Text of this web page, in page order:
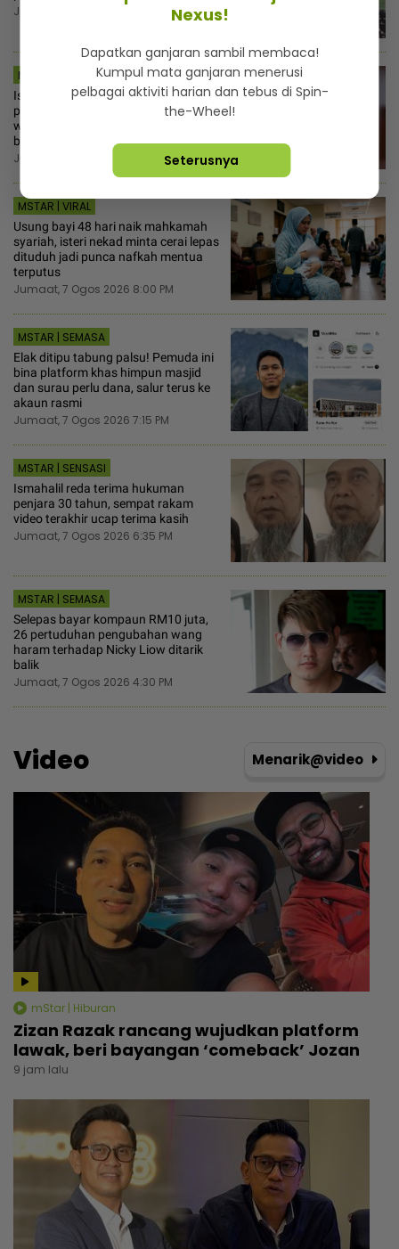
Jumaat, 7 Ogos 2026 8:30 PM
MSTAR | SEMASA
Ismail Sabri selamat jalani
pemasangan perentak jantung tanpa
wayar... Hanya ahli keluarga terdekat
boleh melawat
Jumaat, 7 Ogos 2026 8:15 PM
MSTAR | VIRAL
Usung bayi 48 hari naik mahkamah
syariah, isteri nekad minta cerai lepas
dituduh jadi punca nafkah mentua
terputus
Jumaat, 7 Ogos 2026 8:00 PM
MSTAR | SEMASA
Elak ditipu tabung palsu! Pemuda ini
bina platform khas himpun masjid
dan surau perlu dana, salur terus ke
akaun rasmi
Jumaat, 7 Ogos 2026 7:15 PM
MSTAR | SENSASI
Ismahalil reda terima hukuman
penjara 30 tahun, sempat rakam
video terakhir ucap terima kasih
Jumaat, 7 Ogos 2026 6:35 PM
MSTAR | SEMASA
Selepas bayar kompaun RM10 juta,
26 pertuduhan pengubahan wang
haram terhadap Nicky Liow ditarik
balik
Jumaat, 7 Ogos 2026 4:30 PM
Video Menarik@video
mStar | Hiburan
Zizan Razak rancang wujudkan platform
lawak, beri bayangan ‘comeback’ Jozan
9 jam lalu
Nexus!
Dapatkan ganjaran sambil membaca!
Kumpul mata ganjaran menerusi
pelbagai aktiviti harian dan tebus di Spin-
the-Wheel!
Seterusnya